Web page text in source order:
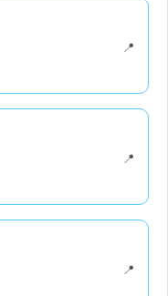
📍
📍
📍